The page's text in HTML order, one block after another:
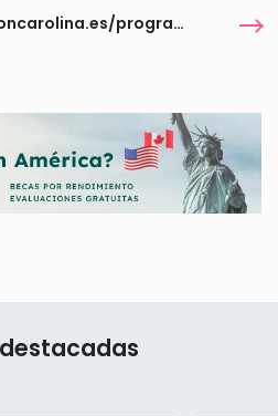
https://gestion.fundacioncarolina.es/programas/6445